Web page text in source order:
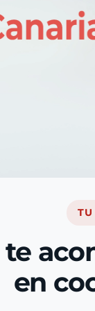
te
en